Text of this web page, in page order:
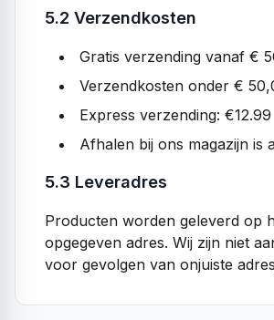
5.2 Verzendkosten
Gratis verzending vanaf €
Verzendkosten onder €
Express verzending: €12.99
Afhalen bij ons magazijn is
5.3 Leveradres
Producten worden geleverd op
opgegeven adres. Wij zijn niet
voor gevolgen van onjuiste